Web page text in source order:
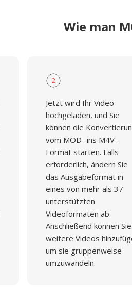
Wie man
2
Jetzt wird Ihr Video
hochgeladen, und Sie
können die
vom MOD- ins M4V-
Format starten. Falls
erforderlich, ändern Sie
das Ausgabeformat in
eines von mehr als 37
unterstützten
Videoformaten ab.
Anschließend können Sie
weitere Videos
um sie gruppenweise
umzuwandeln.